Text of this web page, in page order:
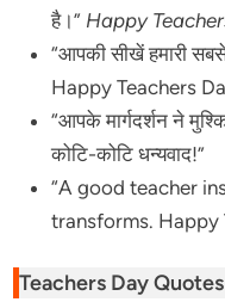
है।” Happy
“आपकी सीखें हमारी
Happy Teachers
“आपके मार्गदर्शन ने
कोटि-कोटि धन्यवाद!”
“A good teacher
transforms. Happy
Teachers Day